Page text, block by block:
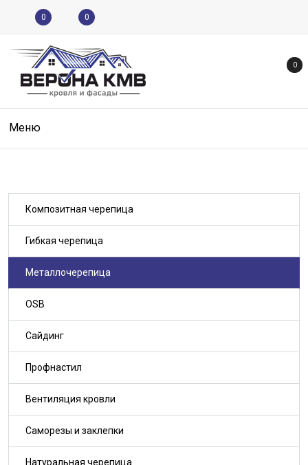
0 0
0
Меню
Композитная черепица
Гибкая черепица
Металлочерепица
OSB
Сайдинг
Профнастил
Вентиляция кровли
Саморезы и заклепки
Натуральная черепица